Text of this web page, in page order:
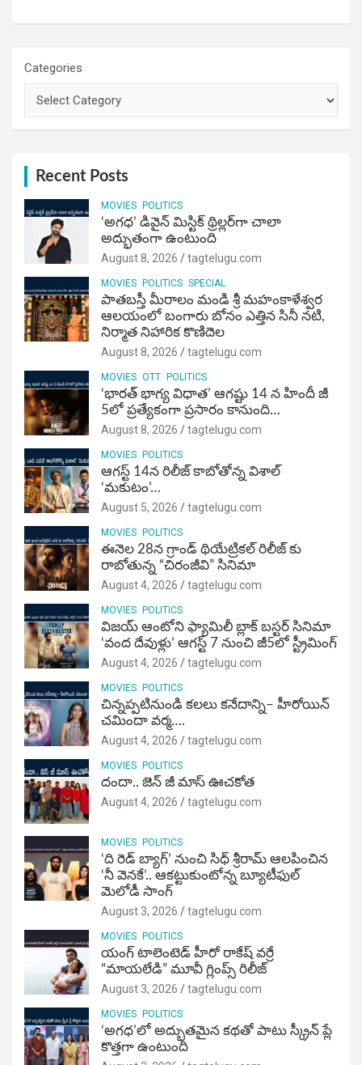
Categories
Recent Posts
MOVIES POLITICS
‘అగధ’ డివైన్ మిస్టిక్ థ్రిల్లర్‌గా చాలా
అద్భుతంగా ఉంటుంది
August 8, 2026 tagtelugu.com
MOVIES POLITICS SPECIAL
పాతబస్తీ మీరాలం మండి శ్రీ మహంకాళేశ్వర
ఆలయంలో బంగారు బోనం ఎత్తిన సినీ నటి,
నిర్మాత నిహారిక కొణిదెల
August 8, 2026 tagtelugu.com
MOVIES OTT POLITICS
‘భారత్ భాగ్య విధాత’ ఆగష్టు 14 న హిందీ జీ
5లో ప్రత్యేకంగా ప్రసారం కానుంది…
August 8, 2026 tagtelugu.com
MOVIES POLITICS
ఆగస్ట్ 14న రిలీజ్ కాబోతోన్న విశాల్
‘మకుటం’…
August 5, 2026 tagtelugu.com
MOVIES POLITICS
ఈనెల 28న గ్రాండ్ థియేట్రికల్ రిలీజ్ కు
రాబోతున్న “చిరంజీవి” సినిమా
August 4, 2026 tagtelugu.com
MOVIES POLITICS
విజ‌య్ ఆంటోని ఫ్యామిలీ బ్లాక్ బ‌స్ట‌ర్‌ సినిమా
‘వంద దేవుళ్లు’ ఆగస్ట్ 7 నుంచి జీ5లో స్ట్రీమింగ్
August 4, 2026 tagtelugu.com
MOVIES POLITICS
చిన్నప్పటినుండి కలలు కనేదాన్ని– హీరోయిన్‌
చమిందా వర్మ….
August 4, 2026 tagtelugu.com
MOVIES POLITICS
దందా.. జెన్ జీ మాస్ ఊచకోత
August 4, 2026 tagtelugu.com
MOVIES POLITICS
‘ది రెడ్ బ్యాగ్’ నుంచి సిధ్ శ్రీరామ్ ఆలపించిన
‘నీ వెనకే’.. ఆకట్టుకుంటోన్న బ్యూటీఫుల్
మెలోడీ సాంగ్
August 3, 2026 tagtelugu.com
MOVIES POLITICS
యంగ్ టాలెంటెడ్ హీరో రాకేష్ వర్రే
“మాయలేడి” మూవీ గ్లింప్స్ రిలీజ్
August 3, 2026 tagtelugu.com
MOVIES POLITICS
‘అగధ’లో అద్భుతమైన కథతో పాటు స్క్రీన్ ప్లే
కొత్తగా ఉంటుంది